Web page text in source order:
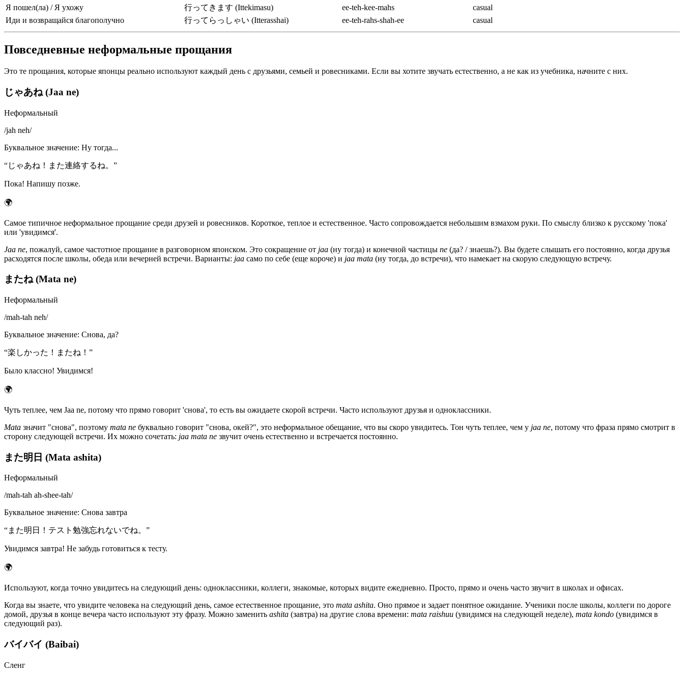
Я пошел(ла) / Я ухожу
行ってきます (Ittekimasu) ee-teh-kee-mahs
casual
Иди и возвращайся благополучно
行ってらっしゃい (Itterasshai) ee-teh-rahs-shah-ee casual
Повседневные неформальные прощания
Это те прощания, которые японцы реально используют каждый день с друзьями, семьей и ровесниками. Если вы хотите звучать естественно, а не как из учебника, начните с них.
じゃあね (Jaa ne)
Неформальный
/jah neh/
Буквальное значение: Ну тогда...
“じゃあね！また連絡するね。 ”
Пока! Напишу позже.
🌍
Самое типичное неформальное прощание среди друзей и ровесников. Короткое, теплое и естественное. Часто сопровождается небольшим взмахом руки. По смыслу близко к русскому 'пока'
или 'увидимся'.
Jaa ne, пожалуй, самое частотное прощание в разговорном японском. Это сокращение от jaa (ну тогда) и конечной частицы ne (да? / знаешь?). Вы будете слышать его постоянно, когда друзья
расходятся после школы, обеда или вечерней встречи. Варианты: jaa само по себе (еще короче) и jaa mata (ну тогда, до встречи), что намекает на скорую следующую встречу.
またね (Mata ne)
Неформальный
/mah-tah neh/
Буквальное значение: Снова, да?
“楽しかった！またね！ ”
Было классно! Увидимся!
🌍
Чуть теплее, чем Jaa ne, потому что прямо говорит 'снова', то есть вы ожидаете скорой встречи. Часто используют друзья и одноклассники.
Mata значит "снова", поэтому mata ne буквально говорит "снова, окей?", это неформальное обещание, что вы скоро увидитесь. Тон чуть теплее, чем у jaa ne, потому что фраза прямо смотрит в
сторону следующей встречи. Их можно сочетать: jaa mata ne звучит очень естественно и встречается постоянно.
また明日 (Mata ashita)
Неформальный
/mah-tah ah-shee-tah/
Буквальное значение: Снова завтра
“また明日！テスト勉強忘れないでね。 ”
Увидимся завтра! Не забудь готовиться к тесту.
🌍
Используют, когда точно увидитесь на следующий день: одноклассники, коллеги, знакомые, которых видите ежедневно. Просто, прямо и очень часто звучит в школах и офисах.
Когда вы знаете, что увидите человека на следующий день, самое естественное прощание, это mata ashita. Оно прямое и задает понятное ожидание. Ученики после школы, коллеги по дороге
домой, друзья в конце вечера часто используют эту фразу. Можно заменить ashita (завтра) на другие слова времени: mata raishuu (увидимся на следующей неделе), mata kondo (увидимся в
следующий раз).
バイバイ (Baibai)
Сленг